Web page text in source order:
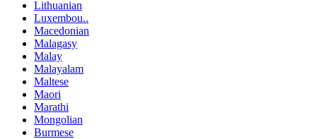
Lithuanian
Luxembou..
Macedonian
Malagasy
Malay
Malayalam
Maltese
Maori
Marathi
Mongolian
Burmese